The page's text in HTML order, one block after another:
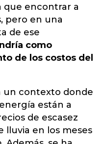
que encontrar a
pero en una
de ese
como
de los costos del
un contexto donde
están a
de escasez
lluvia en los meses